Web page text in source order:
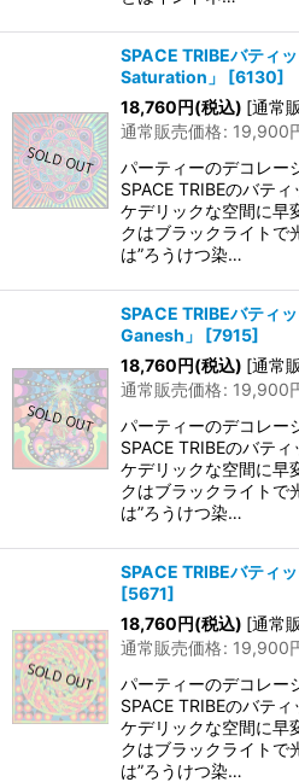
SPACE TRIBEバティ
Saturation」
[6130]
18,760円(税込) [通常
通常販売価格: 19,900
パーティーのデコレー
SPACE TRIBEのバテ
ケデリックな空間に早
クはブラックライトで
は”ろうけつ染…
SPACE TRIBEバティ
Ganesh」
[7915]
18,760円(税込) [通常
通常販売価格: 19,900
パーティーのデコレー
SPACE TRIBEのバテ
ケデリックな空間に早
クはブラックライトで
は”ろうけつ染…
SPACE TRIBEバティ
[5671]
18,760円(税込) [通常
通常販売価格: 19,900
パーティーのデコレー
SPACE TRIBEのバテ
ケデリックな空間に早
クはブラックライトで
は”ろうけつ染…